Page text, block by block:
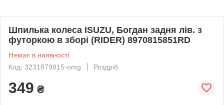
Шпилька колеса ISUZU, Богдан задня лів. з
футоркою в зборі (RIDER) 8970815851RD
Немає в наявності
Код: 3231879815-omg
Роздріб
349 ₴